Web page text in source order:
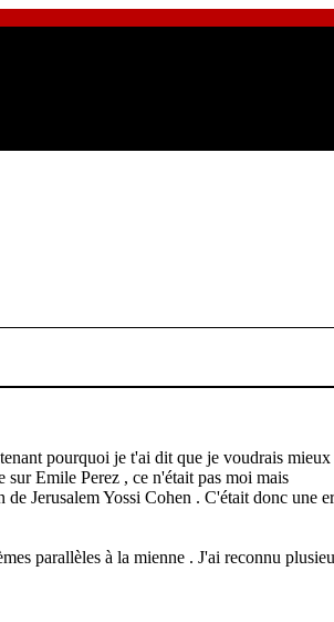
pourquoi je t'ai dit que je voudrais
Emile Perez , ce n'était pas moi mais
Jerusalem Yossi Cohen . C'était donc une
parallèles à la mienne . J'ai reconnu